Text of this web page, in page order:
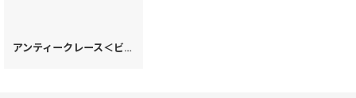
アンティークレース＜ビオラ＞ 箱まち小銭入れ［t］